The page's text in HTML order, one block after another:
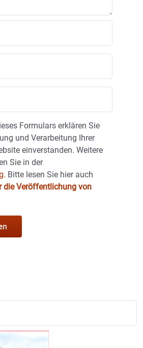
Formulars erklären Sie
und Verarbeitung Ihrer
einverstanden. Weitere
Sie in der
Bitte lesen Sie hier auch
die Veröffentlichung von